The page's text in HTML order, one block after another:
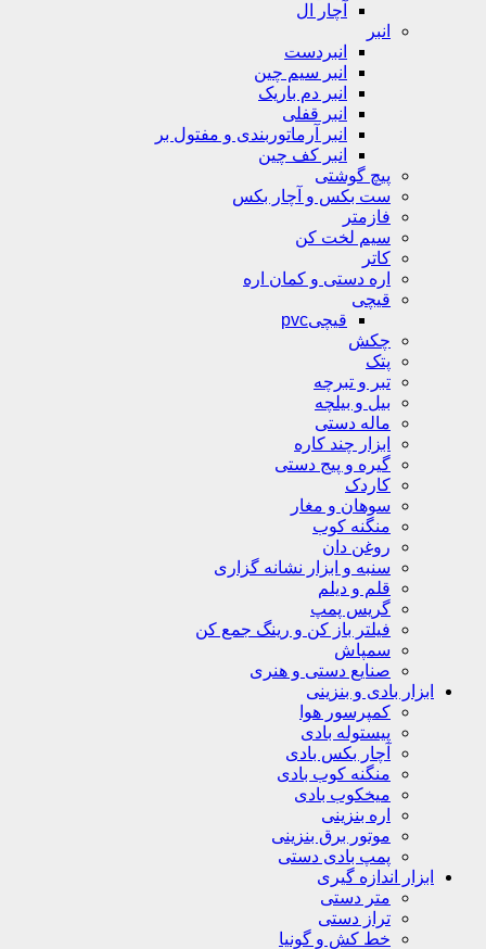
آچار ال
انبر
انبردست
انبر سیم چین
انبر دم باریک
انبر قفلی
انبر آرماتوربندی و مفتول بر
انبر کف چین
پیچ گوشتی
ست بکس و آچار بکس
فازمتر
سیم لخت کن
کاتر
اره دستی و کمان اره
قیچی
قیچیpvc
چکش
پتک
تبر و تبرچه
بیل و بیلچه
ماله دستی
ابزار چند کاره
گیره و پیج دستی
کاردک
سوهان و مغار
منگنه کوب
روغن دان
سنبه و ابزار نشانه گزاری
قلم و دیلم
گریس پمپ
فیلتر باز کن و رینگ جمع کن
سمپاش
صنایع دستی و هنری
ابزار بادی و بنزینی
کمپرسور هوا
پیستوله بادی
آچار بکس بادی
منگنه کوب بادی
میخکوب بادی
اره بنزینی
موتور برق بنزینی
پمپ بادی دستی
ابزار اندازه گیری
متر دستی
تراز دستی
خط کش و گونیا